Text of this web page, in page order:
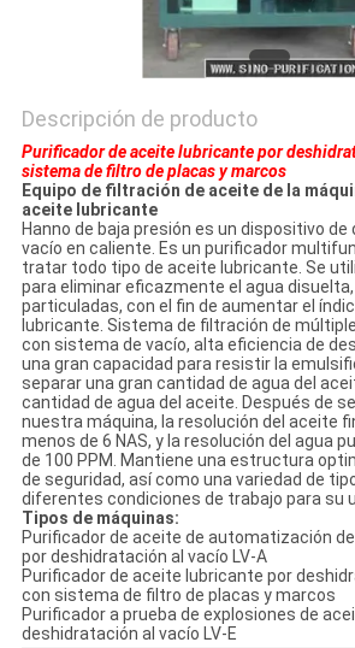
Descripción de producto
Purificador de aceite lubricante por
sistema de filtro de placas y marcos
Equipo de filtración de aceite de la
aceite lubricante
Hanno de baja presión es un dispositivo de
vacío en caliente. Es un purificador
tratar todo tipo de aceite lubricante. Se
para eliminar eficazmente el agua
particuladas, con el fin de aumentar el
lubricante. Sistema de filtración de
con sistema de vacío, alta eficiencia de
una gran capacidad para resistir la
separar una gran cantidad de agua del
cantidad de agua del aceite. Después de
nuestra máquina, la resolución del aceite
menos de 6 NAS, y la resolución del agua
de 100 PPM. Mantiene una estructura
de seguridad, así como una variedad de
diferentes condiciones de trabajo para su
Tipos de máquinas:
Purificador de aceite de automatización
por deshidratación al vacío LV-A
Purificador de aceite lubricante por
con sistema de filtro de placas y marcos
Purificador a prueba de explosiones de
deshidratación al vacío LV-E